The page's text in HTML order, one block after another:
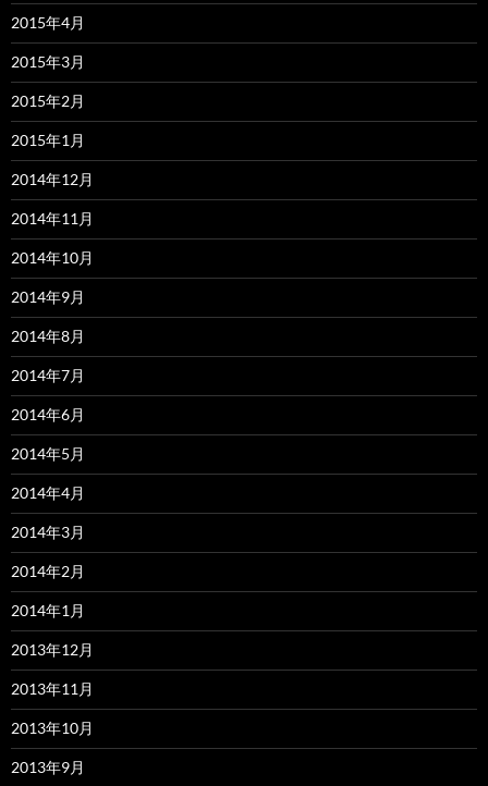
2015年4月
2015年3月
2015年2月
2015年1月
2014年12月
2014年11月
2014年10月
2014年9月
2014年8月
2014年7月
2014年6月
2014年5月
2014年4月
2014年3月
2014年2月
2014年1月
2013年12月
2013年11月
2013年10月
2013年9月